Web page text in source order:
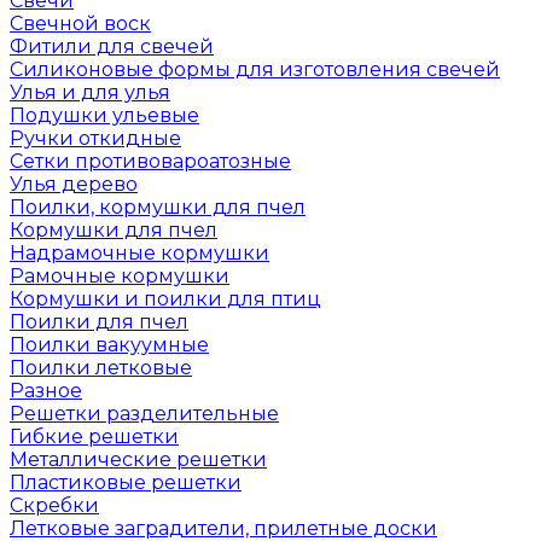
Свечной воск
Фитили для свечей
Силиконовые формы для изготовления свечей
Улья и для улья
Подушки ульевые
Ручки откидные
Сетки противовароатозные
Улья дерево
Поилки, кормушки для пчел
Кормушки для пчел
Надрамочные кормушки
Рамочные кормушки
Кормушки и поилки для птиц
Поилки для пчел
Поилки вакуумные
Поилки летковые
Разное
Решетки разделительные
Гибкие решетки
Металлические решетки
Пластиковые решетки
Скребки
Летковые заградители, прилетные доски